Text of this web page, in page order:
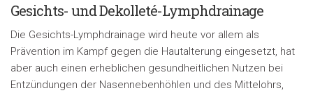
Gesichts- und Dekolleté-Lymphdrainage
Die Gesichts-Lymphdrainage wird heute vor allem als
Prävention im Kampf gegen die Hautalterung eingesetzt, hat
aber auch einen erheblichen gesundheitlichen Nutzen bei
Entzündungen der Nasennebenhöhlen und des Mittelohrs,